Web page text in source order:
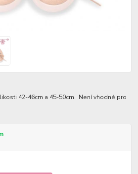
42-46cm a 45-50cm. Není vhodné pro